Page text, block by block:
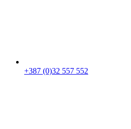
+387 (0)32 557 552